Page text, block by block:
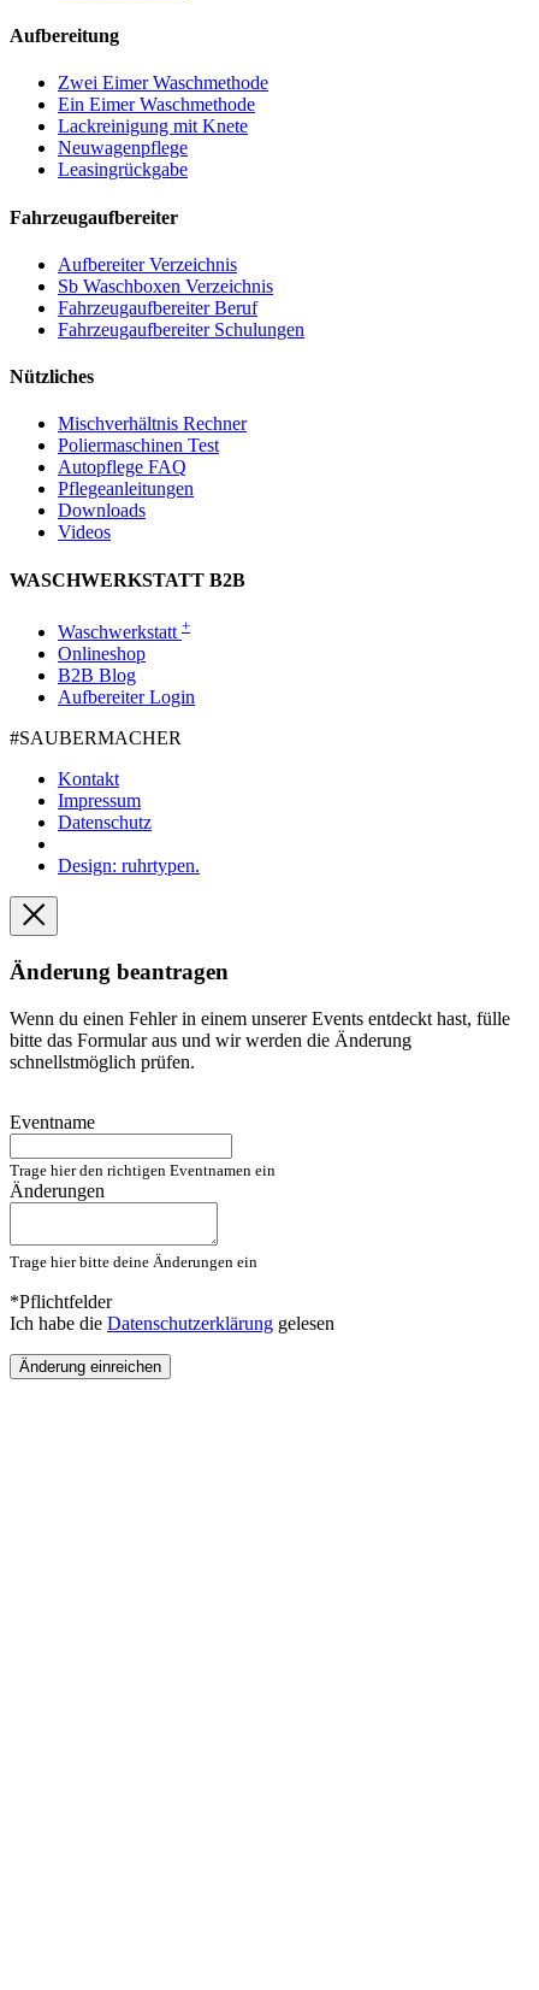
Aufbereitung
Zwei Eimer Waschmethode
Ein Eimer Waschmethode
Lackreinigung mit Knete
Neuwagenpflege
Leasingrückgabe
Fahrzeugaufbereiter
Aufbereiter Verzeichnis
Sb Waschboxen Verzeichnis
Fahrzeugaufbereiter Beruf
Fahrzeugaufbereiter Schulungen
Nützliches
Mischverhältnis Rechner
Poliermaschinen Test
Autopflege FAQ
Pflegeanleitungen
Downloads
Videos
WASCHWERKSTATT B2B
Waschwerkstatt +
Onlineshop
B2B Blog
Aufbereiter Login
#SAUBER­MACHER
Kontakt
Impressum
Datenschutz
Design: ruhrtypen.
Änderung beantragen
Wenn du einen Fehler in einem unserer Events entdeckt hast, fülle
bitte das Formular aus und wir werden die Änderung
schnellstmöglich prüfen.
Eventname
Trage hier den richtigen Eventnamen ein
Änderungen
Trage hier bitte deine Änderungen ein
*Pflichtfelder
Ich habe die Datenschutzerklärung gelesen
Änderung einreichen